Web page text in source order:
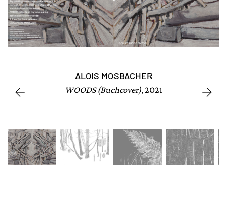
ALOIS MOSBACHER
WOODS (Buchcover), 2021